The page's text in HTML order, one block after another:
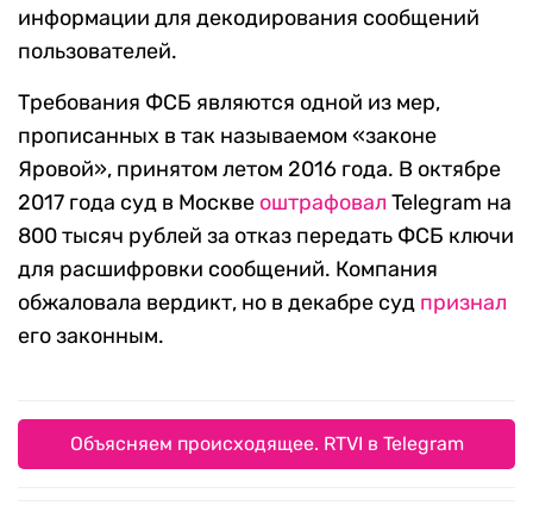
информации для декодирования сообщений
пользователей.
Требования ФСБ являются одной из мер,
прописанных в так называемом «законе
Яровой», принятом летом 2016 года. В октябре
2017 года суд в Москве оштрафовал Telegram на
800 тысяч рублей за отказ передать ФСБ ключи
для расшифровки сообщений. Компания
обжаловала вердикт, но в декабре суд признал
его законным.
Объясняем происходящее. RTVI в Telegram